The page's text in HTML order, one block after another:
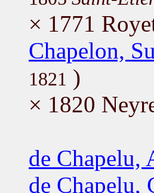
× 1771
Chapelon,
1821 )
× 1820
de Chapelu,
de Chapelu,